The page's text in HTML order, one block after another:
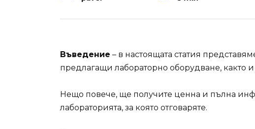
Въведение – в настоящата статия
предлагащи лабораторно оборудване, както
Нещо повече, ще получите ценна и пълна
лабораторията, за която отговаряте.